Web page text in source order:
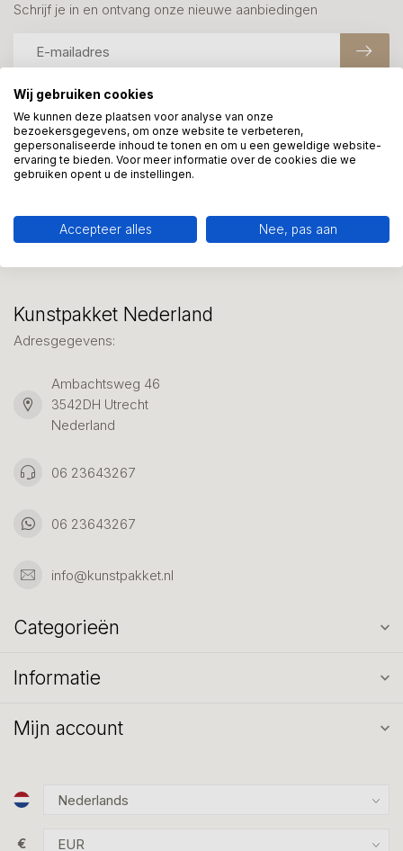
Meer informatie?
We helpen graag met uw keuze of geven advies, bel of app
ons 7 dagen per week: 06-23643267
Schrijf je in en ontvang onze nieuwe aanbiedingen
Kunstpakket Nederland
Adresgegevens:
Ambachtsweg 46
3542DH Utrecht
Nederland
06 23643267
06 23643267
info@kunstpakket.nl
Categorieën
Informatie
Mijn account
€
Wij gebruiken cookies
We kunnen deze plaatsen voor analyse van onze
bezoekersgegevens, om onze website te verbeteren,
gepersonaliseerde inhoud te tonen en om u een geweldige website-
ervaring te bieden. Voor meer informatie over de cookies die we
gebruiken opent u de instellingen.
Accepteer alles Nee, pas aan